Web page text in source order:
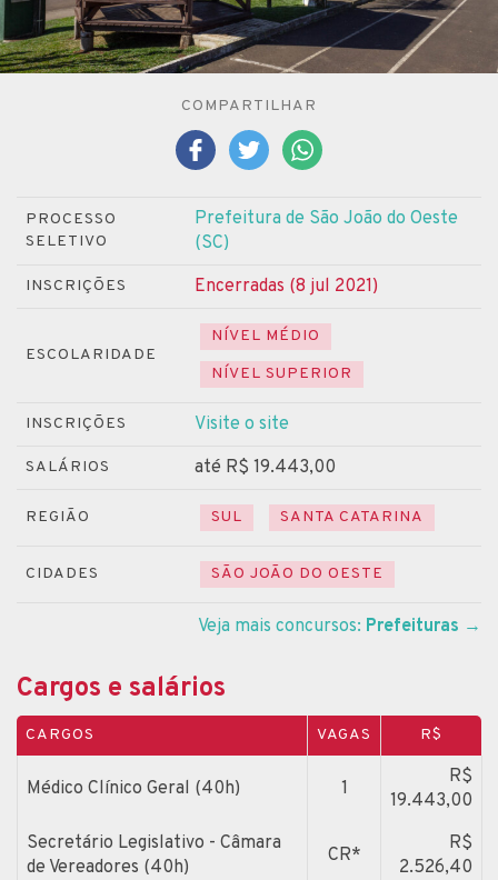
COMPARTILHAR
PROCESSO
SELETIVO
Prefeitura de São João do Oeste
(SC)
INSCRIÇÕES Encerradas (8 jul 2021)
ESCOLARIDADE
NÍVEL MÉDIO
NÍVEL SUPERIOR
INSCRIÇÕES Visite o site
SALÁRIOS até R$ 19.443,00
REGIÃO SUL SANTA CATARINA
CIDADES SÃO JOÃO DO OESTE
Veja mais concursos: Prefeituras →
Cargos e salários
CARGOS VAGAS R$
Médico Clínico Geral (40h) 1
R$
19.443,00
Secretário Legislativo - Câmara
de Vereadores (40h)
CR*
R$
2.526,40